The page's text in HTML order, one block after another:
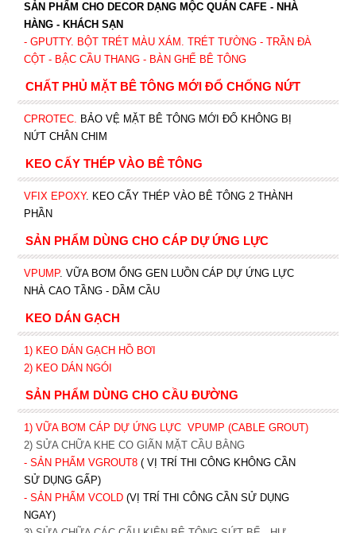
SẢN PHẨM CHO DECOR DẠNG MỘC QUÁN CAFE - NHÀ
HÀNG - KHÁCH SẠN
- GPUTTY. BỘT TRÉT MÀU XÁM. TRÉT TƯỜNG - TRẦN ĐÀ
CỘT - BẬC CẦU THANG - BÀN GHẾ BÊ TÔNG
CHẤT PHỦ MẶT BÊ TÔNG MỚI ĐỔ CHỐNG NỨT
CPROTEC. BẢO VỆ MẶT BÊ TÔNG MỚI ĐỔ KHÔNG BỊ
NỨT CHÂN CHIM
KEO CẤY THÉP VÀO BÊ TÔNG
VFIX EPOXY. KEO CẤY THÉP VÀO BÊ TÔNG 2 THÀNH
PHẦN
SẢN PHẨM DÙNG CHO CÁP DỰ ỨNG LỰC
VPUMP. VỮA BƠM ỐNG GEN LUỒN CÁP DỰ ỨNG LỰC
NHÀ CAO TẦNG - DẦM CẦU
KEO DÁN GẠCH
1) KEO DÁN GẠCH HỒ BƠI
2) KEO DÁN NGÓI
SẢN PHẨM DÙNG CHO CẦU ĐƯỜNG
1) VỮA BƠM CÁP DỰ ỨNG LỰC VPUMP (CABLE GROUT)
2) SỬA CHỮA KHE CO GIÃN MẶT CẦU BẰNG
- SẢN PHẨM VGROUT8 ( VỊ TRÍ THI CÔNG KHÔNG CẦN
SỬ DỤNG GẤP)
- SẢN PHẨM VCOLD (VỊ TRÍ THI CÔNG CẦN SỬ DỤNG
NGAY)